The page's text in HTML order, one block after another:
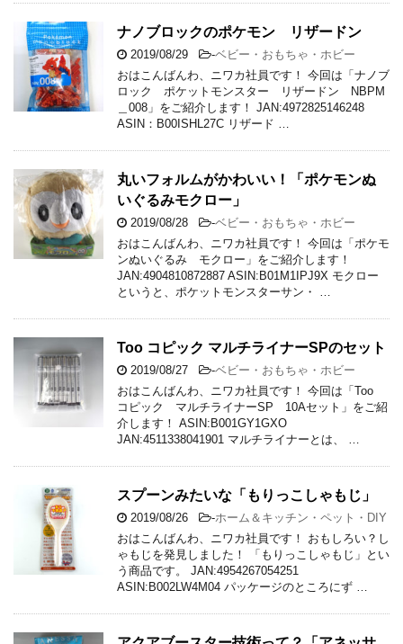
ナノブロックのポケモン リザードン
2019/08/29 -ベビー・おもちゃ・ホビー
おはこんばんわ、ニワカ社員です！ 今回は「ナノブ
ロック ポケットモンスター リザードン NBPM
＿008」をご紹介します！ JAN:4972825146248
ASIN：B00ISHL27C リザード …
丸いフォルムがかわいい！「ポケモンぬ
いぐるみモクロー」
2019/08/28 -ベビー・おもちゃ・ホビー
おはこんばんわ、ニワカ社員です！ 今回は「ポケモ
ンぬいぐるみ モクロー」をご紹介します！
JAN:4904810872887 ASIN:B01M1IPJ9X モクロー
というと、ポケットモンスターサン・ …
Too コピック マルチライナーSPのセット
2019/08/27 -ベビー・おもちゃ・ホビー
おはこんばんわ、ニワカ社員です！ 今回は「Too
コピック マルチライナーSP 10Aセット」をご紹
介します！ ASIN:B001GY1GXO
JAN:4511338041901 マルチライナーとは、 …
スプーンみたいな「もりっこしゃもじ」
2019/08/26 -ホーム＆キッチン・ペット・DIY
おはこんばんわ、ニワカ社員です！ おもしろい？し
ゃもじを発見しました！ 「もりっこしゃもじ」とい
う商品です。 JAN:4954267054251
ASIN:B002LW4M04 パッケージのところにず …